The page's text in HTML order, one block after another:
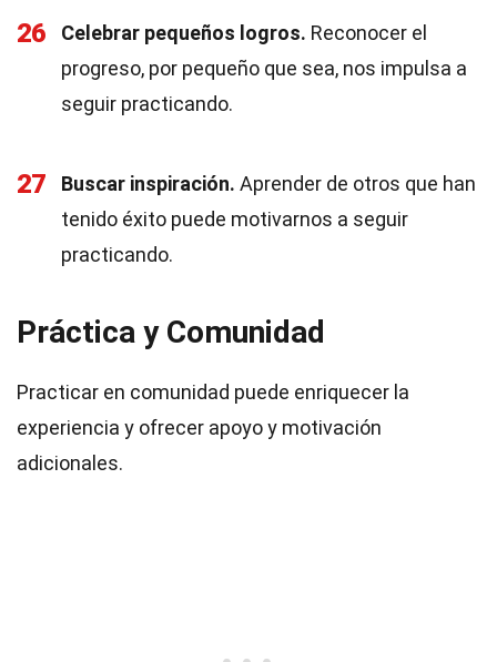
26 Celebrar pequeños logros. Reconocer el
progreso, por pequeño que sea, nos impulsa a
seguir practicando.
27 Buscar inspiración. Aprender de otros que han
tenido éxito puede motivarnos a seguir
practicando.
Práctica y Comunidad
Practicar en comunidad puede enriquecer la
experiencia y ofrecer apoyo y motivación
adicionales.